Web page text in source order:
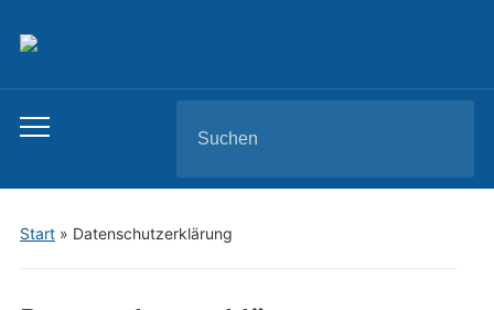
Toggle
menu
for:
Start» Datenschutzerklärung